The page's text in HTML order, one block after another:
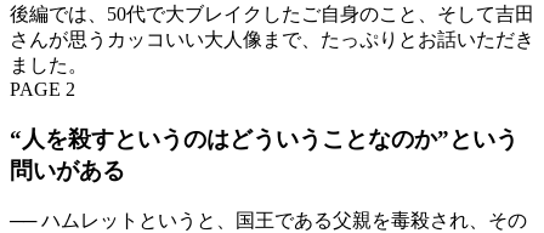
後編では、50代で大ブレイクしたご自身のこと、そして吉田
さんが思うカッコいい大人像まで、たっぷりとお話いただき
ました。
PAGE 2
“人を殺すというのはどういうことなのか”という
問いがある
── ハムレットというと、国王である父親を毒殺され、その